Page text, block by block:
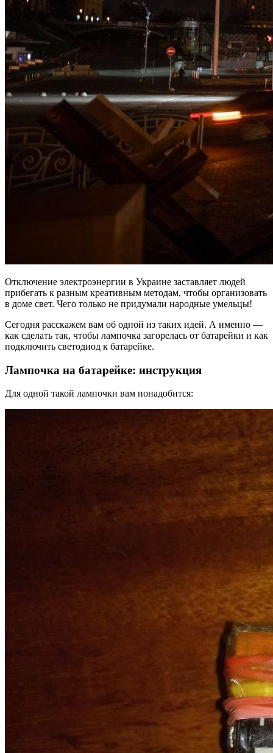
Отключение электроэнергии в Украине заставляет людей
прибегать к разным креативным методам, чтобы организовать
в доме свет. Чего только не придумали народные умельцы!
Сегодня расскажем вам об одной из таких идей. А именно —
как сделать так, чтобы лампочка загорелась от батарейки и как
подключить светодиод к батарейке.
Лампочка на батарейке: инструкция
Для одной такой лампочки вам понадобится: